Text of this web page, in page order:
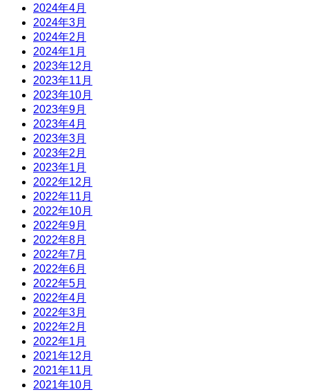
2024年4月
2024年3月
2024年2月
2024年1月
2023年12月
2023年11月
2023年10月
2023年9月
2023年4月
2023年3月
2023年2月
2023年1月
2022年12月
2022年11月
2022年10月
2022年9月
2022年8月
2022年7月
2022年6月
2022年5月
2022年4月
2022年3月
2022年2月
2022年1月
2021年12月
2021年11月
2021年10月